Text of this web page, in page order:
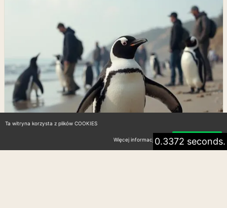
0.3372 seconds.
Ta witryna korzysta z plików COOKIES
Więcej informacji Akceptuję